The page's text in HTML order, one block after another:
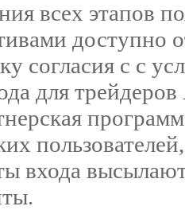
всех этапов
доступно
согласия с с
для
входа